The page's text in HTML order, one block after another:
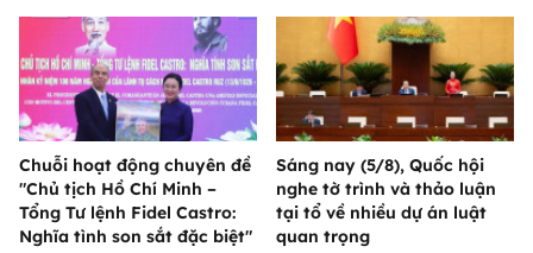
Chuỗi hoạt động chuyên đề
"Chủ tịch Hồ Chí Minh –
Tổng Tư lệnh Fidel Castro:
Nghĩa tình son sắt đặc biệt"
Sáng nay (5/8), Quốc hội
nghe tờ trình và thảo luận
tại tổ về nhiều dự án luật
quan trọng